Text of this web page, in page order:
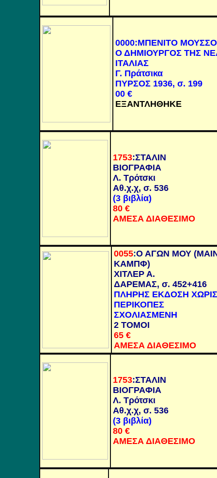
0000:ΜΠΕΝΙΤΟ
Ο ΔΗΜΙΟΥΡΓΟΣ ΤΗΣ
ΙΤΑΛΙΑΣ
Γ. Πράτσικα
ΠΥΡΣΟΣ 1936, σ. 199
00€
ΕΞΑΝΤΛΗΘΗΚΕ
1753:ΣΤΑΛΙΝ
ΒΙΟΓΡΑΦΙΑ
Λ. Τρότσκι
Αθ.χ.χ, σ. 536
(3 βιβλία)
80€
ΑΜΕΣΑ ΔΙΑΘΕΣΙΜΟ
0055:Ο ΑΓΩΝ ΜΟΥ
ΚΑΜΠΦ)
ΧΙΤΛΕΡ Α.
ΔΑΡΕΜΑΣ, σ. 452+416
ΠΛΗΡΗΣ ΕΚΔΟΣΗ ΧΩΡΙΣ
ΠΕΡΙΚΟΠΕΣ
ΣΧΟΛΙΑΣΜΕΝΗ
2 ΤΟΜΟΙ
65€
ΑΜΕΣΑ ΔΙΑΘΕΣΙΜΟ
1753:ΣΤΑΛΙΝ
ΒΙΟΓΡΑΦΙΑ
Λ. Τρότσκι
Αθ.χ.χ, σ. 536
(3 βιβλία)
80€
ΑΜΕΣΑ ΔΙΑΘΕΣΙΜΟ